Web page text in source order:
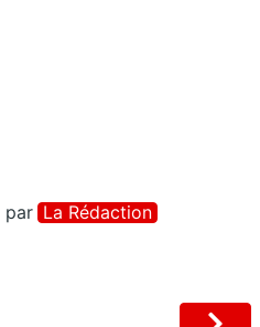
par La Rédaction